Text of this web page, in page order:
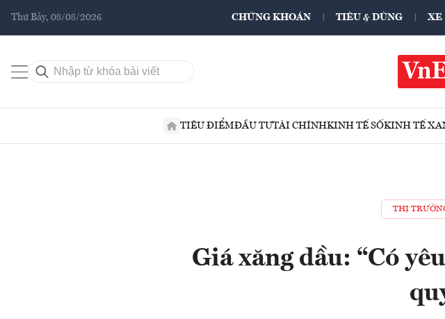
Thứ Bảy, 08/08/2026 CHỨNG KHOÁN TIÊU & DÙNG XE
TIÊU ĐIỂMĐẦU TƯTÀI CHÍNHKINH TẾ SỐKINH TẾ
THỊ
Giá xăng dầu: “Có